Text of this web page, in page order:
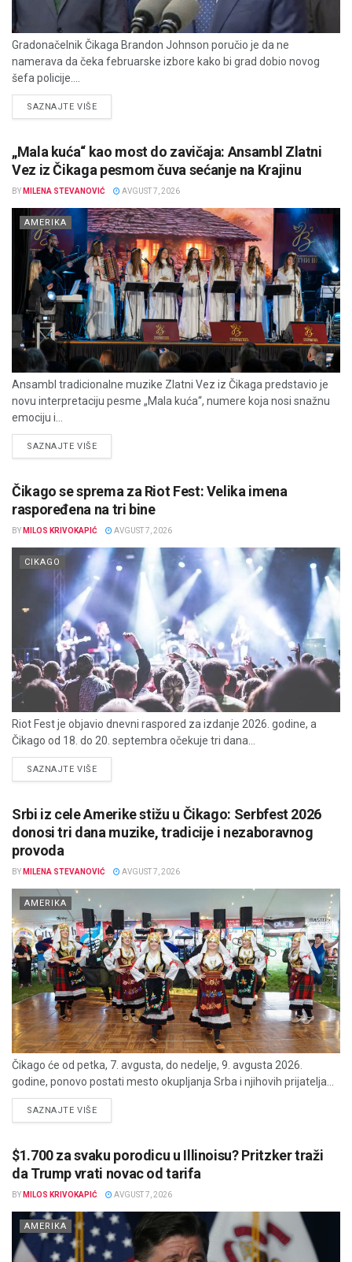
Gradonačelnik Čikaga Brandon Johnson poručio je da ne
namerava da čeka februarske izbore kako bi grad dobio novog
šefa policije....
SAZNAJTE VIŠEDETAILS
„Mala kuća“ kao most do zavičaja: Ansambl Zlatni
Vez iz Čikaga pesmom čuva sećanje na Krajinu
BY MILENA STEVANOVIĆ AVGUST 7, 2026
AMERIKA
Ansambl tradicionalne muzike Zlatni Vez iz Čikaga predstavio je
novu interpretaciju pesme „Mala kuća“, numere koja nosi snažnu
emociju i...
SAZNAJTE VIŠEDETAILS
Čikago se sprema za Riot Fest: Velika imena
raspoređena na tri bine
BY MILOS KRIVOKAPIĆ AVGUST 7, 2026
CIKAGO
Riot Fest je objavio dnevni raspored za izdanje 2026. godine, a
Čikago od 18. do 20. septembra očekuje tri dana...
SAZNAJTE VIŠEDETAILS
Srbi iz cele Amerike stižu u Čikago: Serbfest 2026
donosi tri dana muzike, tradicije i nezaboravnog
provoda
BY MILENA STEVANOVIĆ AVGUST 7, 2026
AMERIKA
Čikago će od petka, 7. avgusta, do nedelje, 9. avgusta 2026.
godine, ponovo postati mesto okupljanja Srba i njihovih prijatelja...
SAZNAJTE VIŠEDETAILS
$1.700 za svaku porodicu u Illinoisu? Pritzker traži
da Trump vrati novac od tarifa
BY MILOS KRIVOKAPIĆ AVGUST 7, 2026
AMERIKA